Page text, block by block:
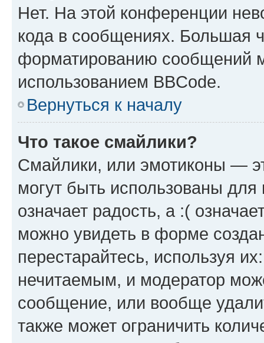
Нет. На этой конференции
кода в сообщениях. Большая
форматированию сообщений
использованием BBCode.
Вернуться к началу
Что такое смайлики?
Смайлики, или эмотиконы —
могут быть использованы
означает радость, а :(
можно увидеть в форме
перестарайтесь, используя
нечитаемым, и модератор
сообщение, или вообще
также может ограничить